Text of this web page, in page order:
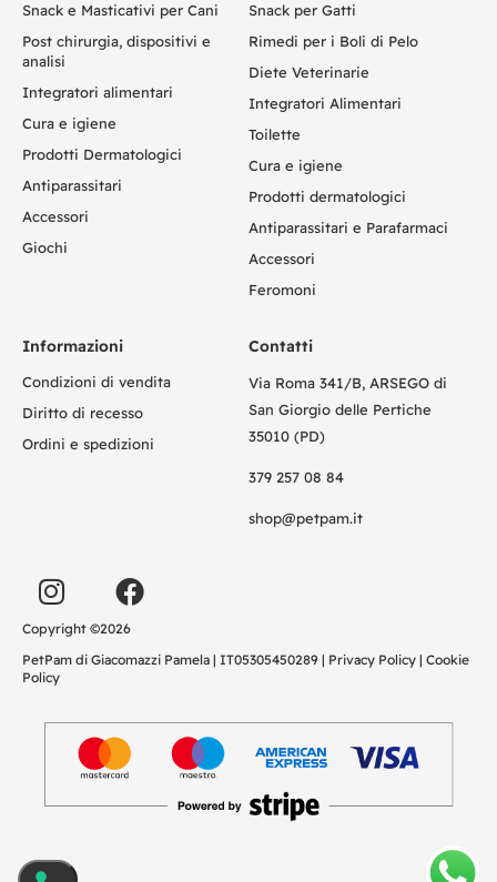
Snack e Masticativi per Cani
Post chirurgia, dispositivi e
analisi
Integratori alimentari
Cura e igiene
Prodotti Dermatologici
Antiparassitari
Accessori
Giochi
Snack per Gatti
Rimedi per i Boli di Pelo
Diete Veterinarie
Integratori Alimentari
Toilette
Cura e igiene
Prodotti dermatologici
Antiparassitari e Parafarmaci
Accessori
Feromoni
Informazioni
Condizioni di vendita
Diritto di recesso
Ordini e spedizioni
Contatti
Via Roma 341/B, ARSEGO di
San Giorgio delle Pertiche
35010 (PD)
379 257 08 84
shop@petpam.it
Copyright ©2026
PetPam di Giacomazzi Pamela | IT05305450289 | Privacy Policy | Cookie
Policy